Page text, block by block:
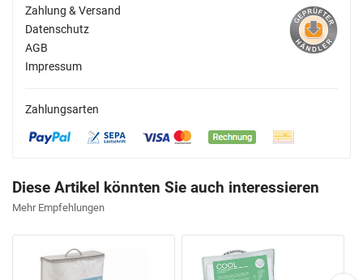
Zahlung & Versand
Datenschutz
AGB
Impressum
Zahlungsarten
Diese Artikel könnten Sie auch interessieren
Mehr Empfehlungen